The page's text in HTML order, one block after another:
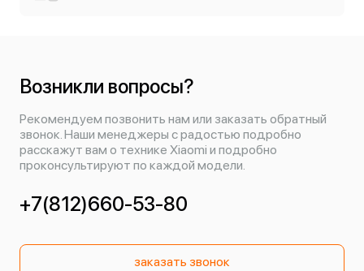
Возникли вопросы?
Рекомендуем позвонить нам или заказать обратный
звонок. Наши менеджеры с радостью подробно
расскажут вам о технике Xiaomi и подробно
проконсультируют по каждой модели.
+7(812)660-53-80
заказать звонок